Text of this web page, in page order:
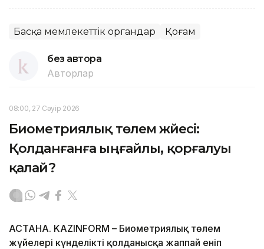
Басқа мемлекеттік органдар Қоғам
без автора
Авторлар
08:00, 27 Сәуір 2026
Биометриялық төлем жүйесі:
Қолданғанға ыңғайлы, қорғалуы
қалай?
АСТАНА. KAZINFORM – Биометриялық төлем
жүйелері күнделікті қолданысқа жаппай еніп